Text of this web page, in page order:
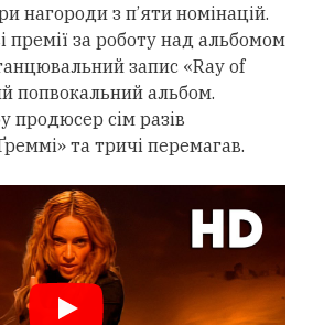
нагороди з п’яти номінацій.
премії за роботу над альбомом
запис «Ray of
попвокальний альбом.
продюсер сім разів
та тричі перемагав.